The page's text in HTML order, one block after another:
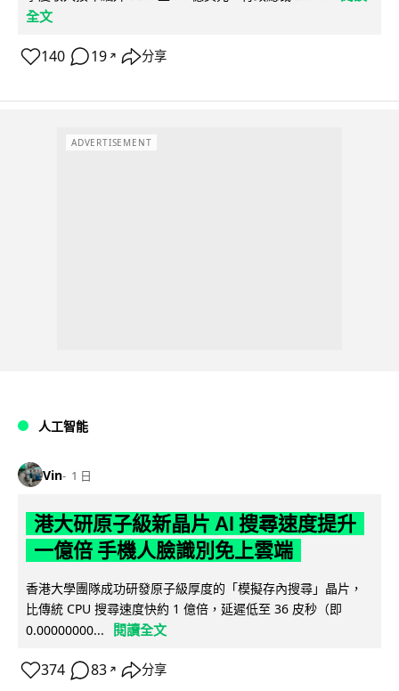
全文
140 19 ↗ 分享
ADVERTISEMENT
人工智能
Vin 1 日
港大研原子級新晶片 AI 搜尋速度提升
一億倍 手機人臉識別免上雲端
香港大學團隊成功研發原子級厚度的「模擬存內搜尋」晶片，
比傳統 CPU 搜尋速度快約 1 億倍，延遲低至 36 皮秒（即
0.00000000...
閱讀全文
374 83 ↗ 分享